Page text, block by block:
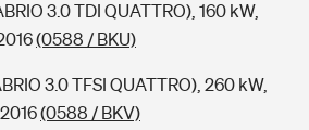
3.0 TDI QUATTRO), 160 kW,
(0588 / BKU)
3.0 TFSI QUATTRO), 260 kW,
(0588 / BKV)